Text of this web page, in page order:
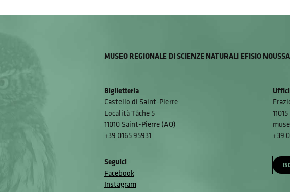
MUSEO REGIONALE DI SCIENZE NATURALI EFISIO
Biglietteria
Castello di Saint-Pierre
Località Tâche 5
11010 Saint-Pierre (AO)
+39 0165 95931
Uffici
+39
Seguici
Facebook
Instagram